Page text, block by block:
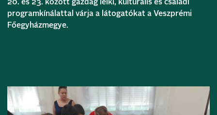
20. és 23. között gazdag lelki, kulturális és családi
programkínálattal várja a látogatókat a Veszprémi
Főegyházmegye.